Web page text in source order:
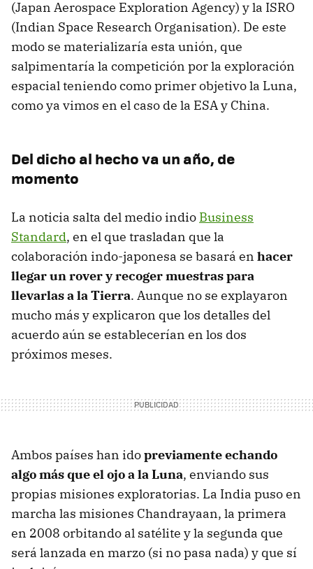
(Japan Aerospace Exploration Agency) y la ISRO
(Indian Space Research Organisation). De este
modo se materializaría esta unión, que
salpimentaría la competición por la exploración
espacial teniendo como primer objetivo la Luna,
como ya vimos en el caso de la ESA y China.
Del dicho al hecho va un año, de
momento
La noticia salta del medio indio Business
Standard, en el que trasladan que la
colaboración indo-japonesa se basará en hacer
llegar un rover y recoger muestras para
llevarlas a la Tierra. Aunque no se explayaron
mucho más y explicaron que los detalles del
acuerdo aún se establecerían en los dos
próximos meses.
Ambos países han idopreviamente echando
algo más que el ojo a la Luna, enviando sus
propias misiones exploratorias. La India puso en
marcha las misiones Chandrayaan, la primera
en 2008 orbitando al satélite y la segunda que
será lanzada en marzo (si no pasa nada) y que sí